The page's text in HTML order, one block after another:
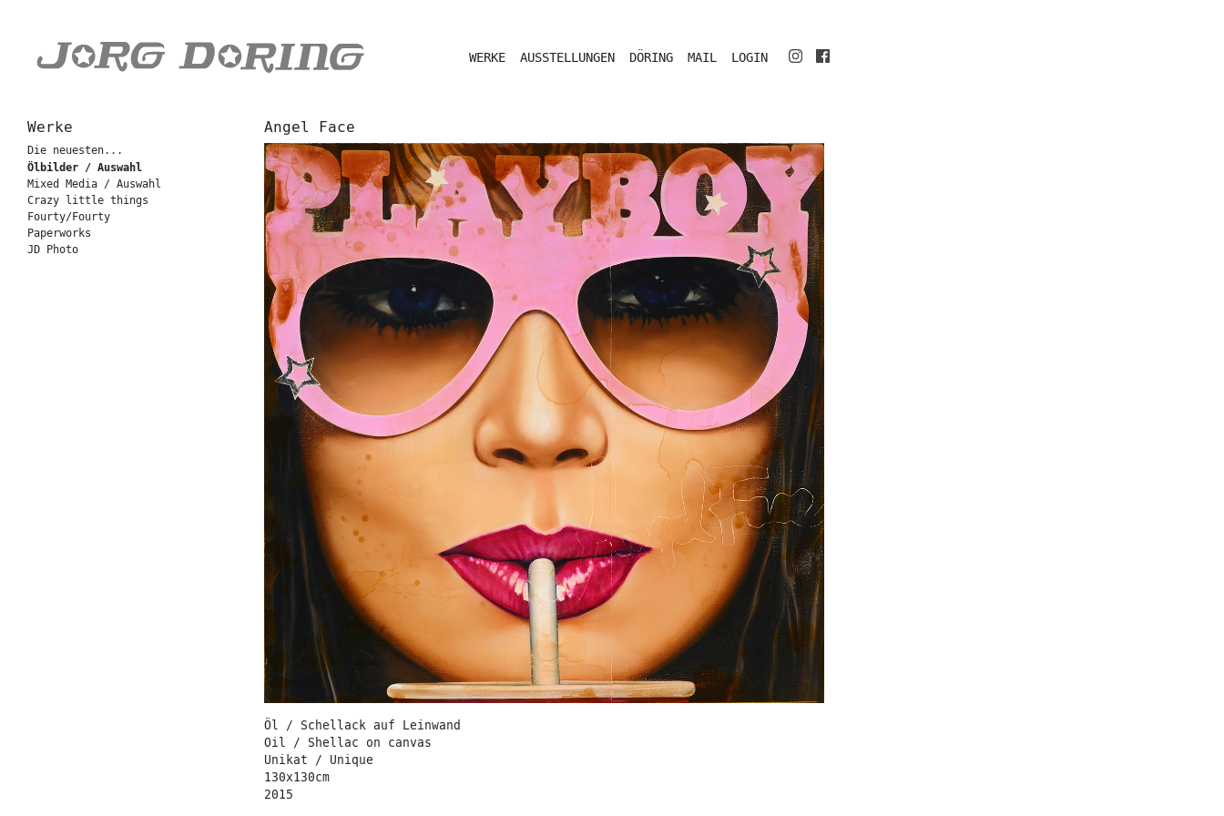
WERKE AUSSTELLUNGEN DÖRING MAIL LOGIN
Werke
Die neuesten...
Ölbilder / Auswahl
Mixed Media / Auswahl
Crazy little things
Fourty/Fourty
Paperworks
JD Photo
Angel Face
Öl / Schellack auf Leinwand
Oil / Shellac on canvas
Unikat / Unique
130x130cm
2015